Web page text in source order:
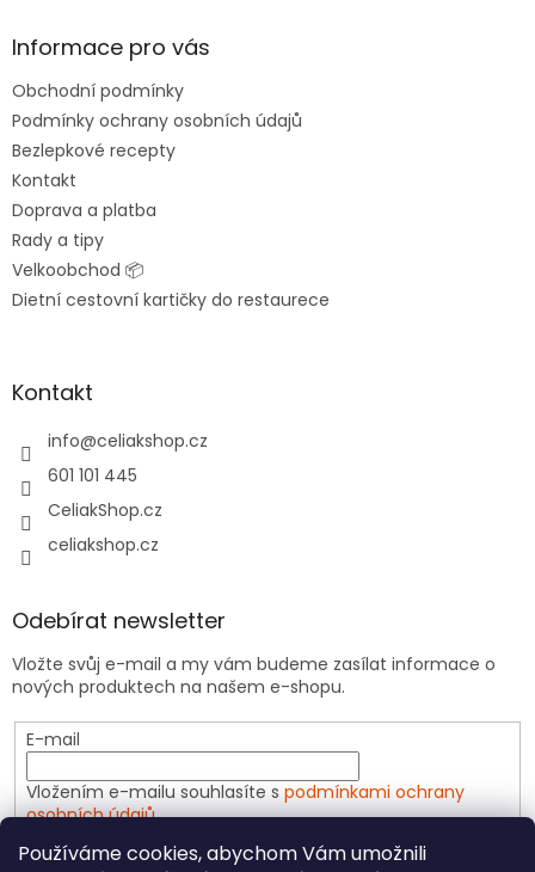
Používáme cookies, abychom Vám umožnili
aInformace pro vás
Obchodní podmínky
Podmínky ochrany osobních údajů
Bezlepkové recepty
Kontakt
Doprava a platba
Rady a tipy
Velkoobchod 📦
Dietní cestovní kartičky do restaurece
Kontakt
info@celiakshop.cz
601 101 445
CeliakShop.cz
celiakshop.cz
Odebírat newsletter
Vložte svůj e-mail a my vám budeme zasílat informace o
nových produktech na našem e-shopu.
E-mail
Vložením e-mailu souhlasíte s podmínkami ochrany
osobních údajů